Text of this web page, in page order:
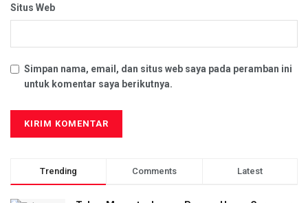
Situs Web
Simpan nama, email, dan situs web saya pada peramban ini
untuk komentar saya berikutnya.
Trending Comments Latest